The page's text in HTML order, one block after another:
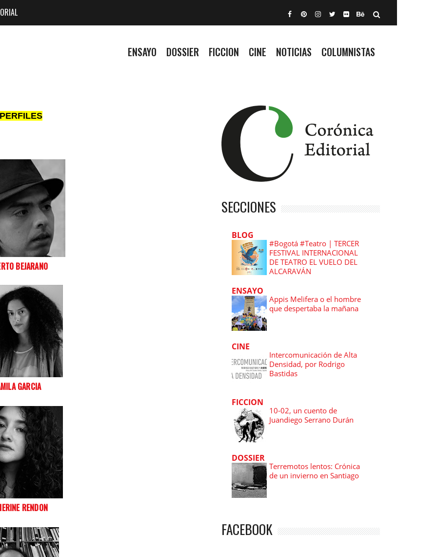
ENSAYO DOSSIER FICCION CINE NOTICIAS COLUMNISTAS
PERFILES
BEJARANO
GARCIA
RENDON
SECCIONES
BLOG
#Bogotá #Teatro | TERCER
FESTIVAL INTERNACIONAL
DE TEATRO EL VUELO DEL
ALCARAVÁN
ENSAYO
Appis Melifera o el hombre
que despertaba la mañana
CINE
Intercomunicación de Alta
Densidad, por Rodrigo
Bastidas
FICCION
10-02, un cuento de
Juandiego Serrano Durán
DOSSIER
Terremotos lentos: Crónica
de un invierno en Santiago
FACEBOOK